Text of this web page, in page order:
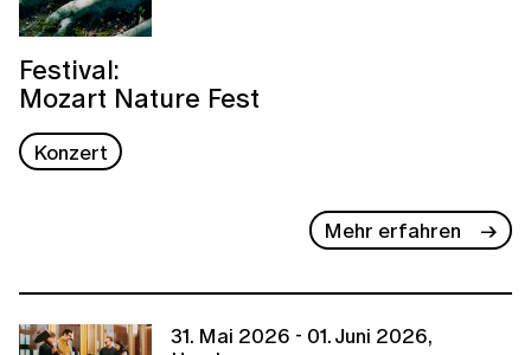
Festival:
Mozart Nature Fest
Konzert
Mehr erfahren
31. Mai 2026 - 01. Juni 2026,